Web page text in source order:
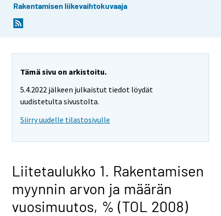
Rakentamisen liikevaihtokuvaaja
Tämä sivu on arkistoitu.
5.4.2022 jälkeen julkaistut tiedot löydät
uudistetulta sivustolta.
Siirry uudelle tilastosivulle
Liitetaulukko 1. Rakentamisen
myynnin arvon ja määrän
vuosimuutos, % (TOL 2008)